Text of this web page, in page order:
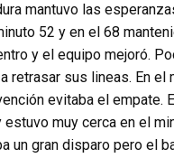
mantuvo las
52 y en el 68
y el equipo mejoró.
retrasar sus lineas. En el
evitaba el empate.
muy cerca en el
un gran disparo pero el